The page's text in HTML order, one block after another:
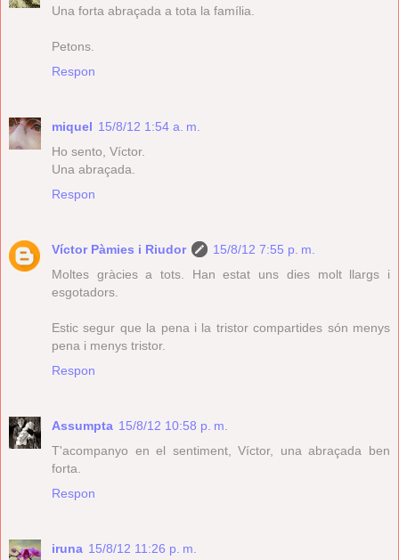
Una forta abraçada a tota la família.
Petons.
Respon
miquel 15/8/12 1:54 a. m.
Ho sento, Víctor.
Una abraçada.
Respon
Víctor Pàmies i Riudor
15/8/12 7:55 p. m.
Moltes gràcies a tots. Han estat uns dies molt llargs i
esgotadors.
Estic segur que la pena i la tristor compartides són menys
pena i menys tristor.
Respon
Assumpta 15/8/12 10:58 p. m.
T'acompanyo en el sentiment, Víctor, una abraçada ben
forta.
Respon
iruna 15/8/12 11:26 p. m.